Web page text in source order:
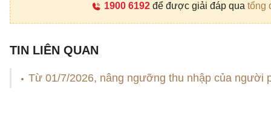
1900 6192để được giải đáp qua tổng
TIN LIÊN QUAN
Từ 01/7/2026, nâng ngưỡng thu nhập của người